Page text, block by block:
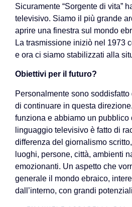
Sicuramente “Sorgente di vita”
televisivo. Siamo il più grande
aprire una finestra sul mondo
La trasmissione iniziò nel 1973
e ora ci siamo stabilizzati alla
Obiettivi per il futuro?
Personalmente sono
di continuare in questa
funziona e abbiamo un pubblico
linguaggio televisivo è fatto di
differenza del giornalismo
luoghi, persone, città, ambienti
emozionanti. Un aspetto che
generale il mondo ebraico,
dall’interno, con grandi